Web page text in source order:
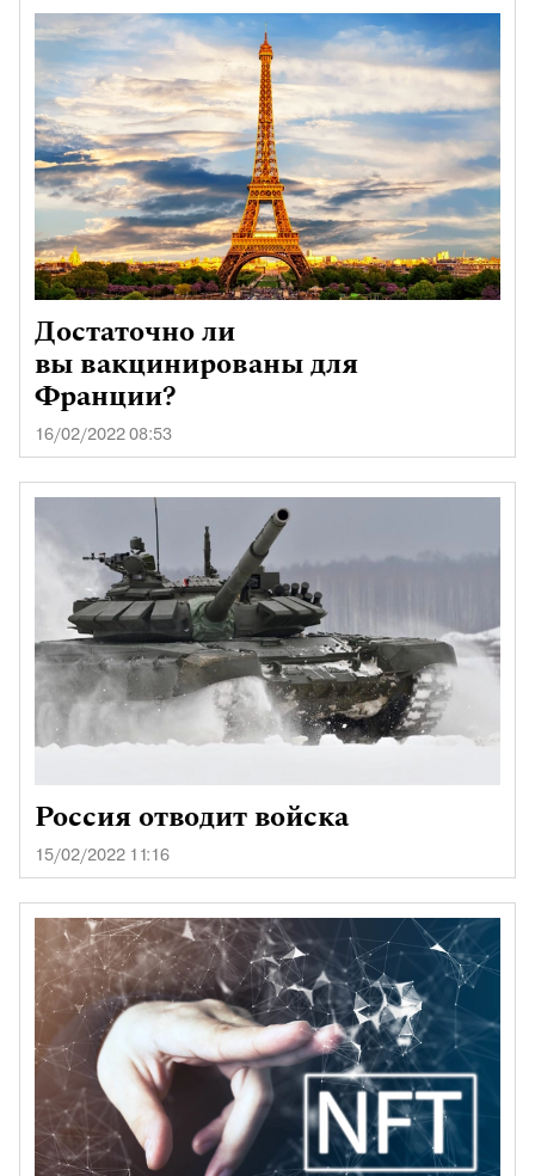
Достаточно ли
вы вакцинированы для
Франции?
16/02/2022 08:53
Россия отводит войска
15/02/2022 11:16